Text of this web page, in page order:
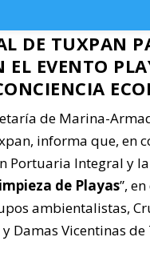
DE TUXPAN
EL EVENTO
de Marina-
informa que, en
Integral y
de Playas”,
ambientalistas,
Damas Vicentinas de